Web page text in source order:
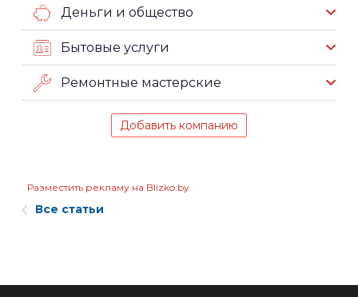
Деньги и общество
Бытовые услуги
Ремонтные мастерские
Добавить компанию
Разместить рекламу на Blizko.by
Все статьи